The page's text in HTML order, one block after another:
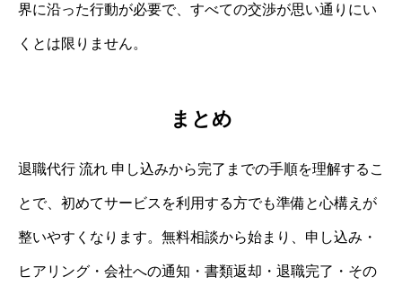
界に沿った行動が必要で、すべての交渉が思い通りにい
くとは限りません。
まとめ
退職代行 流れ 申し込みから完了までの手順を理解するこ
とで、初めてサービスを利用する方でも準備と心構えが
整いやすくなります。無料相談から始まり、申し込み・
ヒアリング・会社への通知・書類返却・退職完了・その